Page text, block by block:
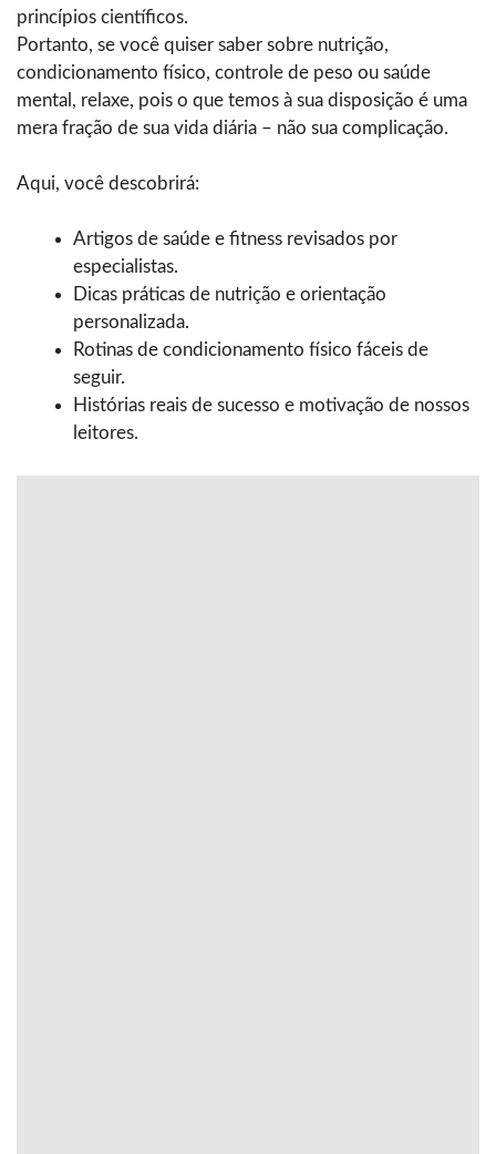
princípios científicos.
Portanto, se você quiser saber sobre nutrição,
condicionamento físico, controle de peso ou saúde
mental, relaxe, pois o que temos à sua disposição é uma
mera fração de sua vida diária – não sua complicação.
Aqui, você descobrirá:
Artigos de saúde e fitness revisados por
especialistas.
Dicas práticas de nutrição e orientação
personalizada.
Rotinas de condicionamento físico fáceis de
seguir.
Histórias reais de sucesso e motivação de nossos
leitores.